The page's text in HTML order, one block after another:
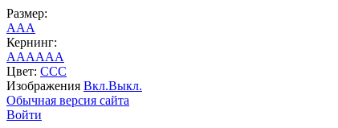
Размер:
AAA
Кернинг:
AAAAAA
Цвет: CCC
Изображения Вкл.Выкл.
Обычная версия сайта
Войти